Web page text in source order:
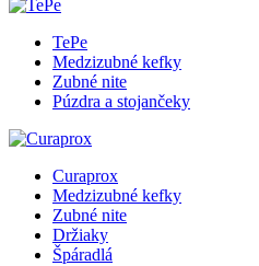
TePe
Medzizubné kefky
Zubné nite
Púzdra a stojančeky
Curaprox
Medzizubné kefky
Zubné nite
Držiaky
Špáradlá